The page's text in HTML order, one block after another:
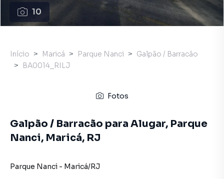
10
Início Maricá Parque Nanci
Galpão / Barracão
BA0014_RILJ
Fotos
Galpão / Barracão para Alugar, Parque
Nanci, Maricá, RJ
Parque Nanci - Maricá/RJ